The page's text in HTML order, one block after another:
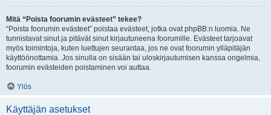
Mitä “Poista foorumin evästeet” tekee?
“Poista foorumin evästeet” poistaa evästeet, jotka ovat phpBB:n luomia. Ne
tunnistavat sinut ja pitävät sinut kirjautuneena foorumille. Evästeet tarjoavat
myös toimintoja, kuten luettujen seurantaa, jos ne ovat foorumin ylläpitäjän
käyttöönottamia. Jos sinulla on sisään tai uloskirjautumisen kanssa ongelmia,
foorumin evästeiden poistaminen voi auttaa.
Ylös
Käyttäjän asetukset